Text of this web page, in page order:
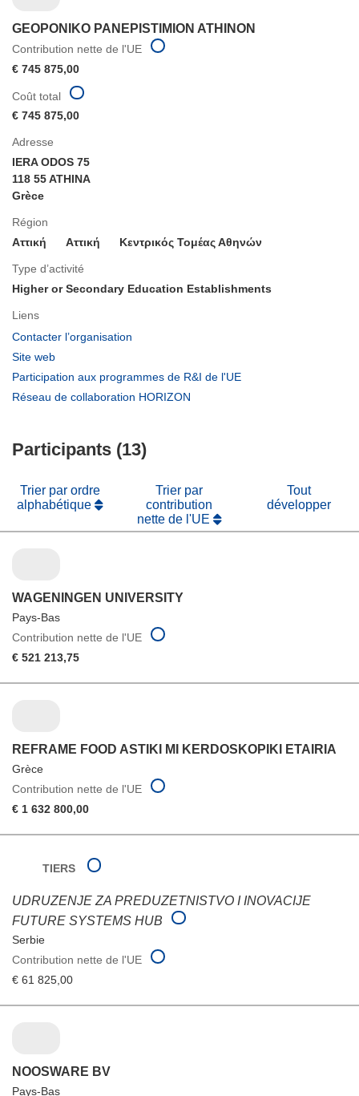
GEOPONIKO PANEPISTIMION ATHINON
Contribution nette de l'UE
€ 745 875,00
Adresse
IERA ODOS 75
118 55 ATHINA
Grèce
Région
Αττική
Aττική Κεντρικός Τομέας Αθηνών
Type d’activité
Higher or Secondary Education Establishments
Liens
Contacter l’organisation
fenêtre)
Site web
dans
une
Participation aux programmes de R&I de l'UE
Réseau de collaboration HORIZON
Coût total
€ 745 875,00
Participants (13)
Trier par ordre
alphabétique
Trier par
contribution
nette de l'UE
Tout
développer
WAGENINGEN UNIVERSITY
Pays-Bas
Contribution nette de l'UE
€ 521 213,75
REFRAME FOOD ASTIKI MI KERDOSKOPIKI ETAIRIA
Grèce
Contribution nette de l'UE
€ 1 632 800,00
TIERS
UDRUZENJE ZA PREDUZETNISTVO I INOVACIJE
FUTURE SYSTEMS HUB
Serbie
Contribution nette de l'UE
€ 61 825,00
NOOSWARE BV
Pays-Bas